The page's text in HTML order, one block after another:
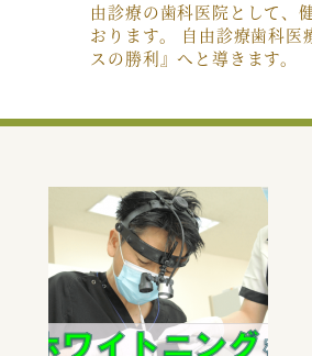
由診療の歯科医院として、
おります。 自由診療歯科
スの勝利』へと導きます。